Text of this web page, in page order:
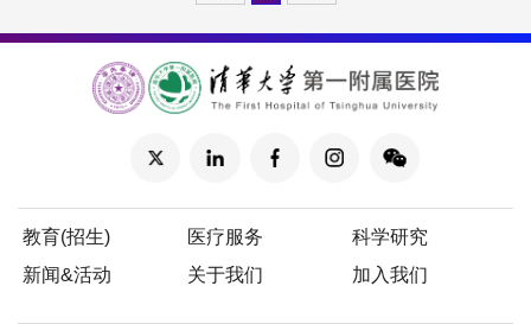
教育(招生) 医疗服务
科学研究
新闻&活动
关于我们 加入我们